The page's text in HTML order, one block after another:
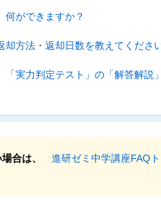
何ができますか？
方法・返却日数を教えてください
「実力判定テスト」の「解答解
合は、 進研ゼミ中学講座FAQ